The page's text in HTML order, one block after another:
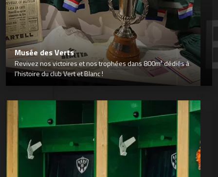
Musée des Verts
Revivez nos victoires et nos trophées dans 800m² dédiés à
l’histoire du club Vert et Blanc !